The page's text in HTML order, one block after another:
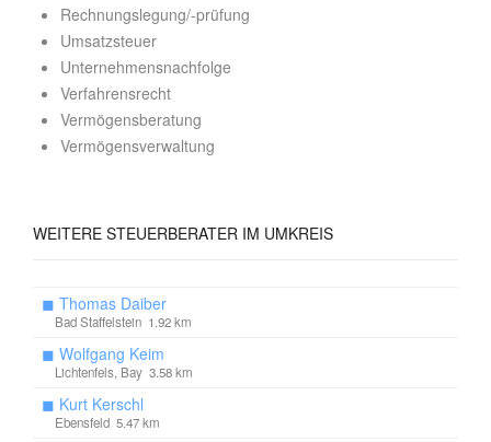
Rechnungslegung/-prüfung
Umsatzsteuer
Unternehmensnachfolge
Verfahrensrecht
Vermögensberatung
Vermögensverwaltung
WEITERE STEUERBERATER IM UMKREIS
◼ Thomas Daiber
Bad Staffelstein 1.92 km
◼ Wolfgang Keim
Lichtenfels, Bay 3.58 km
◼ Kurt Kerschl
Ebensfeld 5.47 km